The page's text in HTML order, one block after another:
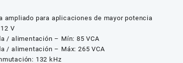
ampliado para aplicaciones de mayor potencia
V
/ alimentación – Mín: 85 VCA
/ alimentación – Máx: 265 VCA
132 kHz